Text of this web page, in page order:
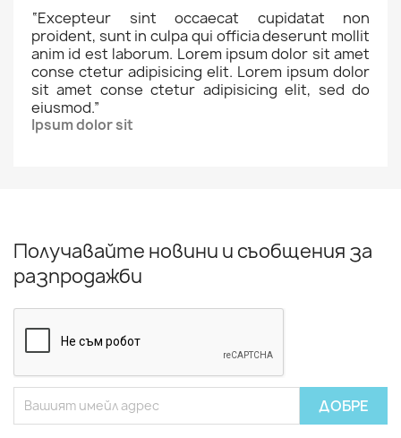
“Excepteur sint occaecat cupidatat non
proident, sunt in culpa qui officia deserunt mollit
anim id est laborum. Lorem ipsum dolor sit amet
conse ctetur adipisicing elit. Lorem ipsum dolor
sit amet conse ctetur adipisicing elit, sed do
eiusmod.”
Ipsum dolor sit
Получавайте новини и съобщения за
разпродажби